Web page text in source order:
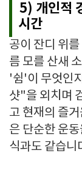
5) 개인적
시간
공이 잔디 위
름 모를 산새
'쉼'이 무엇인
샷"을 외치며
고 현재의 즐
은 단순한 운
식과도 같습니